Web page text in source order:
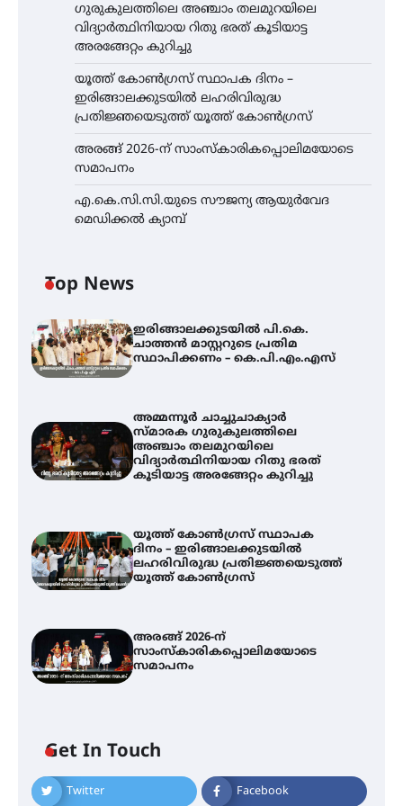
ഗുരുകുലത്തിലെ അഞ്ചാം തലമുറയിലെ
വിദ്യാർത്ഥിനിയായ റിതു ഭരത് കൂടിയാട്ട
അരങ്ങേറ്റം കുറിച്ചു
യൂത്ത് കോൺഗ്രസ്‌ സ്ഥാപക ദിനം –
ഇരിങ്ങാലക്കുടയിൽ ലഹരിവിരുദ്ധ
പ്രതിജ്ഞയെടുത്ത് യൂത്ത് കോൺഗ്രസ്
അരങ്ങ് 2026-ന് സാംസ്കാരികപ്പൊലിമയോടെ
സമാപനം
എ.കെ.സി.സി.യുടെ സൗജന്യ ആയുർവേദ
മെഡിക്കൽ ക്യാമ്പ്
Top News
ഇരിങ്ങാലക്കുടയിൽ പി.കെ.
ചാത്തൻ മാസ്റ്ററുടെ പ്രതിമ
സ്ഥാപിക്കണം – കെ.പി.എം.എസ്
അമ്മന്നൂർ ചാച്ചുചാക്യാർ
സ്മാരക ഗുരുകുലത്തിലെ
അഞ്ചാം തലമുറയിലെ
വിദ്യാർത്ഥിനിയായ റിതു ഭരത്
കൂടിയാട്ട അരങ്ങേറ്റം കുറിച്ചു
യൂത്ത് കോൺഗ്രസ്‌ സ്ഥാപക
ദിനം – ഇരിങ്ങാലക്കുടയിൽ
ലഹരിവിരുദ്ധ പ്രതിജ്ഞയെടുത്ത്
യൂത്ത് കോൺഗ്രസ്
അരങ്ങ് 2026-ന്
സാംസ്കാരികപ്പൊലിമയോടെ
സമാപനം
Get In Touch
Twitter Facebook
കുറിച്ചു
യൂത്ത് കോൺഗ്രസ്‌ സ്ഥാപക ദിനം